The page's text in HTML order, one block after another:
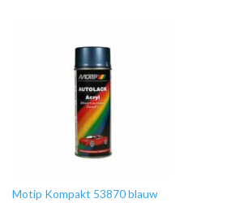
Motip Kompakt 53870 blauw